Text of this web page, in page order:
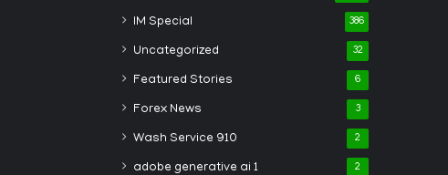
IM Special 386
Uncategorized 32
Featured Stories 6
Forex News 3
Wash Service 910 2
adobe generative ai 1 2